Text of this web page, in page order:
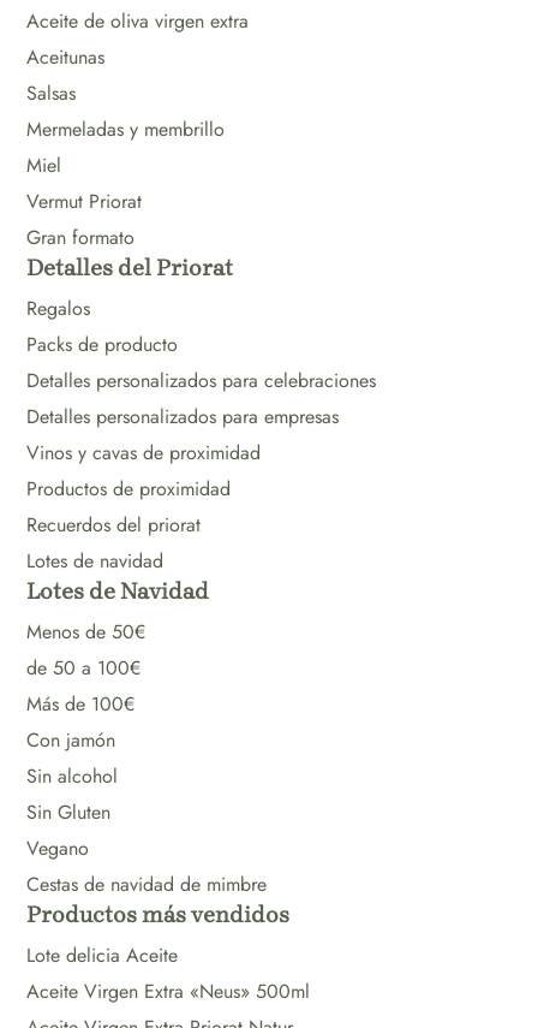
Aceite de oliva virgen extra
Aceitunas
Salsas
Mermeladas y membrillo
Miel
Vermut Priorat
Gran formato
Detalles del Priorat
Regalos
Packs de producto
Detalles personalizados para celebraciones
Detalles personalizados para empresas
Vinos y cavas de proximidad
Productos de proximidad
Recuerdos del priorat
Lotes de navidad
Lotes de Navidad
Menos de 50€
de 50 a 100€
Más de 100€
Con jamón
Sin alcohol
Sin Gluten
Vegano
Cestas de navidad de mimbre
Productos más vendidos
Lote delicia Aceite
Aceite Virgen Extra «Neus» 500ml